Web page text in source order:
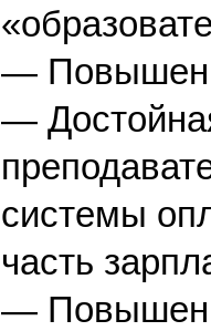
—
—
системы
часть
—